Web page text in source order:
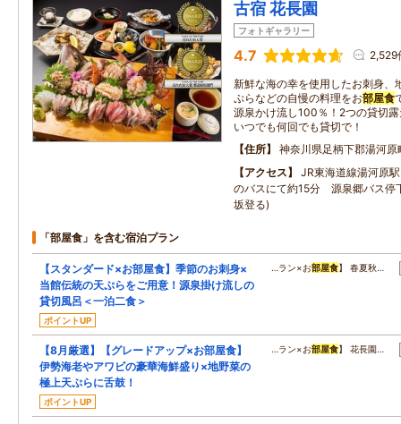
古宿 花長園
フォトギャラリー
4.7 2,529
新鮮な海の幸を使用したお刺身、
ぷらなどの自慢の料理をお部屋食
源泉かけ流し100％！2つの貸切
いつでも何回でも貸切で！
住所
神奈川県足柄下郡湯河原
アクセス
JR東海道線湯河原
のバスにて約15分 源泉郷バス
坂登る)
「部屋食」を含む宿泊プラン
【スタンダード×お部屋食】季節のお刺身×
当館伝統の天ぷらをご用意！源泉掛け流しの
貸切風呂＜一泊二食＞
ポイントUP
…ラン×お部屋食】 春夏秋…
【8月厳選】【グレードアップ×お部屋食】
伊勢海老やアワビの豪華海鮮盛り×地野菜の
極上天ぷらに舌鼓！
ポイントUP
…ラン×お部屋食】 花長園…